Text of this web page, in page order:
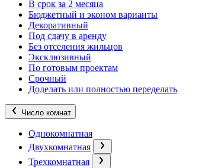
В срок за 2 месяца
Бюджетный и эконом варианты
Декоративный
Под сдачу в аренду
Без отселения жильцов
Эксклюзивный
По готовым проектам
Срочный
Доделать или полностью переделать
Число комнат
Однокомнатная
Двухкомнатная
Трехкомнатная